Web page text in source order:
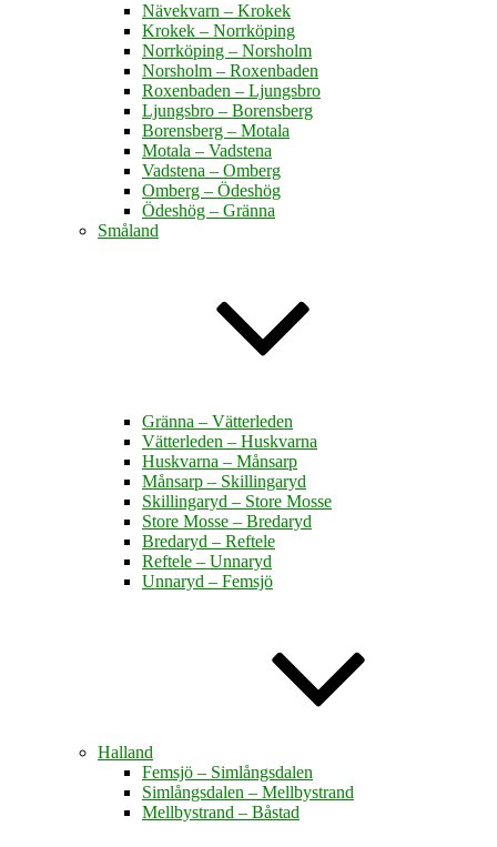
Nävekvarn – Krokek
Krokek – Norrköping
Norrköping – Norsholm
Norsholm – Roxenbaden
Roxenbaden – Ljungsbro
Ljungsbro – Borensberg
Borensberg – Motala
Motala – Vadstena
Vadstena – Omberg
Omberg – Ödeshög
Ödeshög – Gränna
Småland
Gränna – Vätterleden
Vätterleden – Huskvarna
Huskvarna – Månsarp
Månsarp – Skillingaryd
Skillingaryd – Store Mosse
Store Mosse – Bredaryd
Bredaryd – Reftele
Reftele – Unnaryd
Unnaryd – Femsjö
Halland
Femsjö – Simlångsdalen
Simlångsdalen – Mellbystrand
Mellbystrand – Båstad